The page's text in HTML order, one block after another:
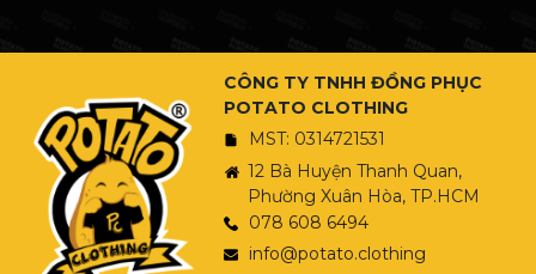
CÔNG TY TNHH ĐỒNG PHỤC
POTATO CLOTHING
MST: 0314721531
12 Bà Huyện Thanh Quan,
Phường Xuân Hòa, TP.HCM
078 608 6494
info@potato.clothing